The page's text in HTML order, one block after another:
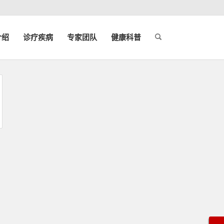
绍 诊疗疾病 专家团队 健康科普